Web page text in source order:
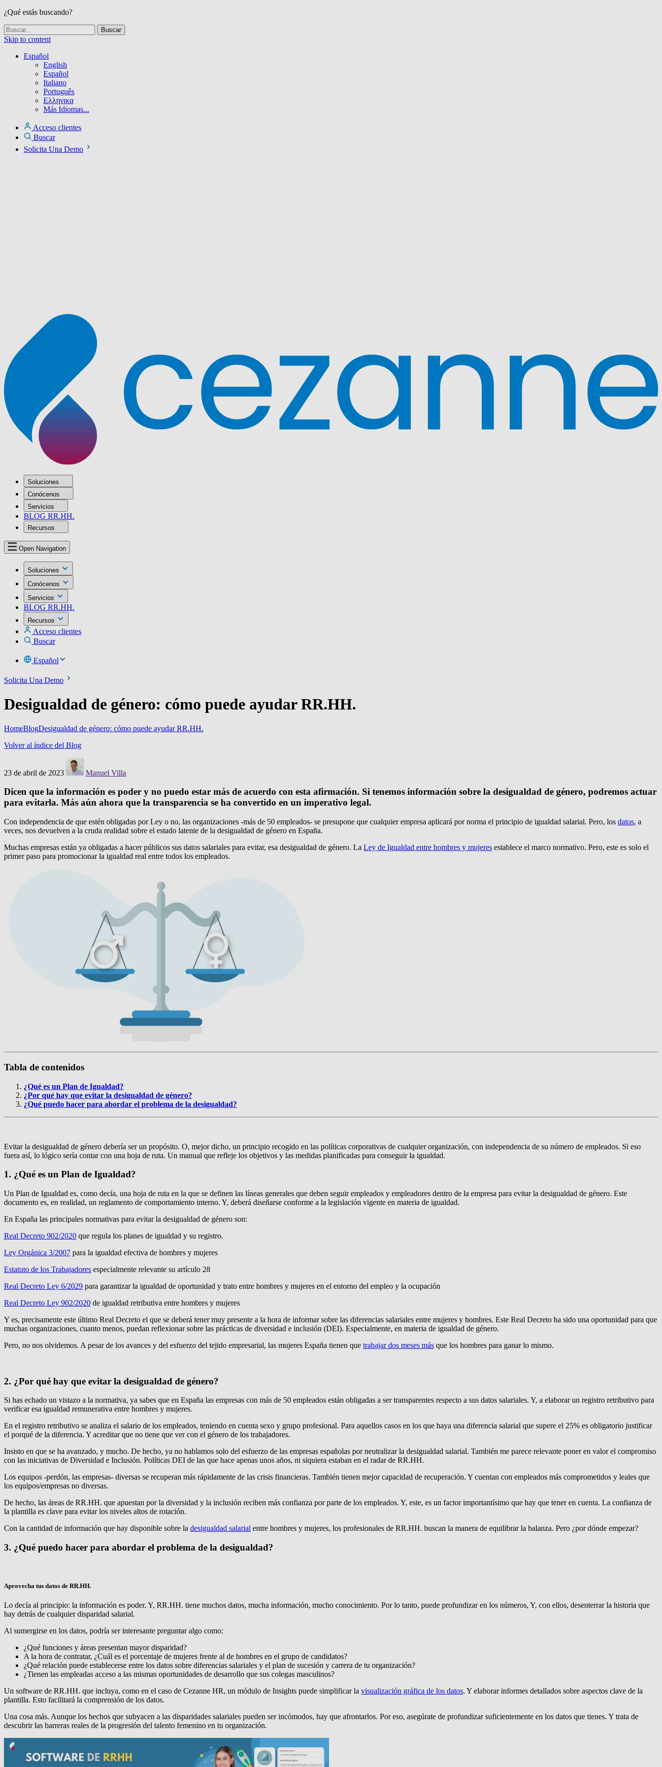
¿Qué estás buscando?
Skip to content
Español
English
Español
Italiano
Português
Ελληνικα
Más Idiomas...
Acceso clientes
Buscar
Solicita Una Demo
Soluciones
Conócenos
Servicios
BLOG RR.HH.
Recursos
Open Navigation
Soluciones
Conócenos
Servicios
BLOG RR.HH.
Recursos
Acceso clientes
Buscar
Español
Solicita Una Demo
Desigualdad de género: cómo puede ayudar RR.HH.
HomeBlogDesigualdad de género: cómo puede ayudar RR.HH.
Volver al índice del Blog
23 de abril de 2023 Manuel Villa
Dicen que la información es poder y no puedo estar más de acuerdo con esta afirmación. Si tenemos información sobre la desigualdad de género, podremos actuar
para evitarla. Más aún ahora que la transparencia se ha convertido en un imperativo legal.
Con independencia de que estén obligadas por Ley o no, las organizaciones -más de 50 empleados- se presupone que cualquier empresa aplicará por norma el principio de igualdad salarial. Pero, los datos, a
veces, nos devuelven a la cruda realidad sobre el estado latente de la desigualdad de género en España.
Muchas empresas están ya obligadas a hacer públicos sus datos salariales para evitar, esa desigualdad de género. La Ley de Igualdad entre hombres y mujeres establece el marco normativo. Pero, este es solo el
primer paso para promocionar la igualdad real entre todos los empleados.
Tabla de contenidos
¿Qué es un Plan de Igualdad?
¿Por qué hay que evitar la desigualdad de género?
¿Qué puedo hacer para abordar el problema de la desigualdad?
Evitar la desigualdad de género debería ser un propósito. O, mejor dicho, un principio recogido en las políticas corporativas de cualquier organización, con independencia de su número de empleados. Si eso
fuera así, lo lógico sería contar con una hoja de ruta. Un manual que refleje los objetivos y las medidas planificadas para conseguir la igualdad.
1. ¿Qué es un Plan de Igualdad?
Un Plan de Igualdad es, como decía, una hoja de ruta en la que se definen las líneas generales que deben seguir empleados y empleadores dentro de la empresa para evitar la desigualdad de género. Este
documento es, en realidad, un reglamento de comportamiento interno. Y, deberá diseñarse conforme a la legislación vigente en materia de igualdad.
En España las principales normativas para evitar la desigualdad de género son:
Real Decreto 902/2020 que regula los planes de igualdad y su registro.
Ley Orgánica 3/2007 para la igualdad efectiva de hombres y mujeres
Estatuto de los Trabajadores especialmente relevante su artículo 28
Real Decreto Ley 6/2029 para garantizar la igualdad de oportunidad y trato entre hombres y mujeres en el entorno del empleo y la ocupación
Real Decreto Ley 902/2020 de igualdad retributiva entre hombres y mujeres
Y es, precisamente este último Real Decreto el que se deberá tener muy presente a la hora de informar sobre las diferencias salariales entre mujeres y hombres. Este Real Decreto ha sido una oportunidad para que
muchas organizaciones, cuanto menos, puedan reflexionar sobre las prácticas de diversidad e inclusión (DEI). Especialmente, en materia de igualdad de género.
Pero, no nos olvidemos. A pesar de los avances y del esfuerzo del tejido empresarial, las mujeres España tienen que trabajar dos meses más que los hombres para ganar lo mismo.
2. ¿Por qué hay que evitar la desigualdad de género?
Si has echado un vistazo a la normativa, ya sabes que en España las empresas con más de 50 empleados están obligadas a ser transparentes respecto a sus datos salariales. Y, a elaborar un registro retributivo para
verificar esa igualdad remunerativa entre hombres y mujeres.
En el registro retributivo se analiza el salario de los empleados, teniendo en cuenta sexo y grupo profesional. Para aquellos casos en los que haya una diferencia salarial que supere el 25% es obligatorio justificar
el porqué de la diferencia. Y acreditar que no tiene que ver con el género de los trabajadores.
Insisto en que se ha avanzado, y mucho. De hecho, ya no hablamos solo del esfuerzo de las empresas españolas por neutralizar la desigualdad salarial. También me parece relevante poner en valor el compromiso
con las iniciativas de Diversidad e Inclusión. Políticas DEI de las que hace apenas unos años, ni siquiera estaban en el radar de RR.HH.
Los equipos -perdón, las empresas- diversas se recuperan más rápidamente de las crisis financieras. También tienen mejor capacidad de recuperación. Y cuentan con empleados más comprometidos y leales que
los equipos/empresas no diversas.
De hecho, las áreas de RR.HH. que apuestan por la diversidad y la inclusión reciben más confianza por parte de los empleados. Y, este, es un factor importantísimo que hay que tener en cuenta. La confianza de
la plantilla es clave para evitar los niveles altos de rotación.
Con la cantidad de información que hay disponible sobre la desigualdad salarial entre hombres y mujeres, los profesionales de RR.HH. buscan la manera de equilibrar la balanza. Pero ¿por dónde empezar?
3. ¿Qué puedo hacer para abordar el problema de la desigualdad?
Aprovecha tus datos de RR.HH.
Lo decía al principio: la información es poder. Y, RR.HH. tiene muchos datos, mucha información, mucho conocimiento. Por lo tanto, puede profundizar en los números, Y, con ellos, desenterrar la historia que
hay detrás de cualquier disparidad salarial.
Al sumergirse en los datos, podría ser interesante preguntar algo como:
¿Qué funciones y áreas presentan mayor disparidad?
A la hora de contratar, ¿Cuál es el porcentaje de mujeres frente al de hombres en el grupo de candidatos?
¿Qué relación puede establecerse entre los datos sobre diferencias salariales y el plan de sucesión y carrera de tu organización?
¿Tienen las empleadas acceso a las mismas oportunidades de desarrollo que sus colegas masculinos?
Un software de RR.HH. que incluya, como en el caso de Cezanne HR, un módulo de Insights puede simplificar la visualización gráfica de los datos. Y elaborar informes detallados sobre aspectos clave de la
plantilla. Esto facilitará la comprensión de los datos.
Una cosa más. Aunque los hechos que subyacen a las disparidades salariales pueden ser incómodos, hay que afrontarlos. Por eso, asegúrate de profundizar suficientemente en los datos que tienes. Y trata de
descubrir las barreras reales de la progresión del talento femenino en tu organización.